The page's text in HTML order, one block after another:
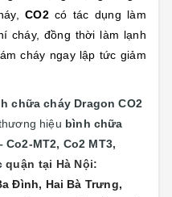
CO2có tác dụng làm
cháy, đồng thời làm lạnh
cháy ngay lập tức giảm
chữa cháy Dragon CO2
hiệu bình chữa
MT2, Co2 MT3,
quận tại Hà Nội:
Đình, Hai Bà Trưng,